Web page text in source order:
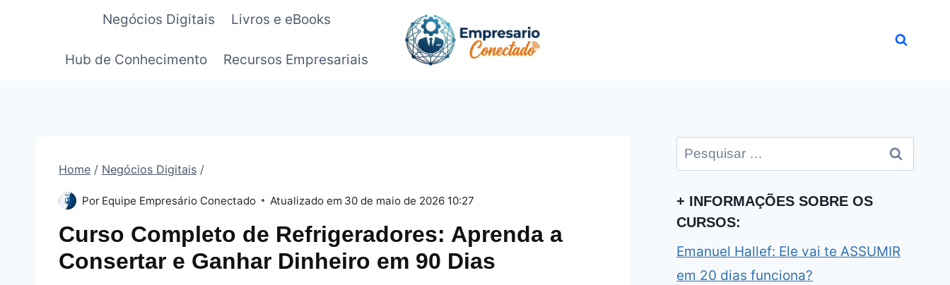
Negócios Digitais Livros e eBooks
Hub de Conhecimento Recursos Empresariais
Home / Negócios Digitais /
Por Equipe Empresário Conectado Atualizado em 30 de maio de 2026 10:27
Curso Completo de Refrigeradores: Aprenda a
Consertar e Ganhar Dinheiro em 90 Dias
Pesquisar
por:
+ INFORMAÇÕES SOBRE OS
CURSOS:
Emanuel Hallef: Ele vai te ASSUMIR
em 20 dias funciona?